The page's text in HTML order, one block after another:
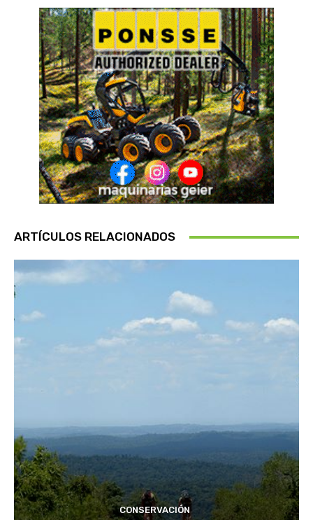
ARTÍCULOS RELACIONADOS
CONSERVACIÓN